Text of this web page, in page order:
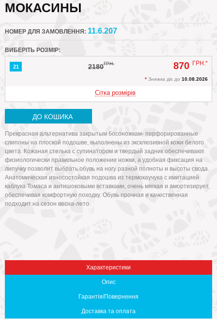
МОКАСИНЫ
НОМЕР ДЛЯ ЗАМОВЛЕННЯ: 11.6.207
ВИБЕРІТЬ РОЗМІР:
21 2180ГРН. 870 ГРН.*
* Знижка діє до 10.08.2026
Сітка розмірів
ДО КОШИКА
Прекрасная альтернатива закрытым босоножкам- перфорированные
слипоны на плоской подошве, выполнены из эксклюзивной кожи белого
цвета. Кожаная стелька с супинатором и твердый задник обеспечивают
физиологически правильное положение ножки, а удобная фиксация на
липучку позволит выбрать обувь на ногу разной полноты и высоты свода.
Анатомическая износостойкая подошва из термокаучука с имитацией
каблука Томаса и антишоковыми вставками, очень мягкая и амортизирует,
обеспечивая комфортную походку. Обувь прочная и качественная
подходит на сезон весна-лето.
Характеристики
Опис
Гарантія/Повернення
Доставка та оплата